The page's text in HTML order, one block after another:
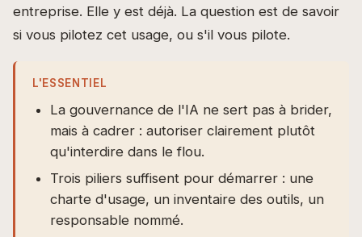
entreprise. Elle y est déjà. La question est de savoir
si vous pilotez cet usage, ou s'il vous pilote.
L'ESSENTIEL
La gouvernance de l'IA ne sert pas à brider,
mais à cadrer : autoriser clairement plutôt
qu'interdire dans le flou.
Trois piliers suffisent pour démarrer : une
charte d'usage, un inventaire des outils, un
responsable nommé.